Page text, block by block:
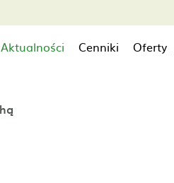
Aktualności Cenniki Oferty